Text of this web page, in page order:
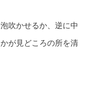
吹かせるか、逆に中
が見どころの所を清